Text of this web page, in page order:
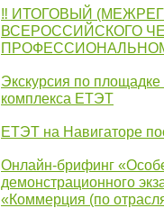
‼ ИТОГОВЫЙ
ВСЕРОССИЙСКОГО
Экскурсия по
комплекса ЕТЭТ
ЕТЭТ на Навигаторе
Онлайн-брифинг
демонстрационного
«Коммерция (по